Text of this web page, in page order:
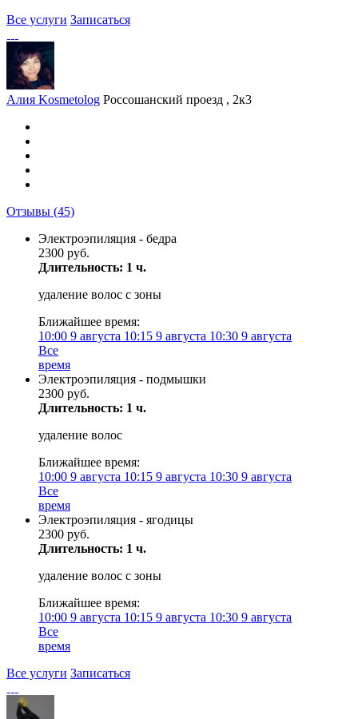
Все услуги Записаться
Алия Kosmetolog Россошанский проезд , 2к3
Отзывы (45)
Электроэпиляция - бедра
2300 руб.
Длительность: 1 ч.
удаление волос с зоны
Ближайшее время:
10:00 9 августа 10:15 9 августа 10:30 9 августа
Все
время
Электроэпиляция - подмышки
2300 руб.
Длительность: 1 ч.
удаление волос
Ближайшее время:
10:00 9 августа 10:15 9 августа 10:30 9 августа
Все
время
Электроэпиляция - ягодицы
2300 руб.
Длительность: 1 ч.
удаление волос с зоны
Ближайшее время:
10:00 9 августа 10:15 9 августа 10:30 9 августа
Все
время
Все услуги Записаться